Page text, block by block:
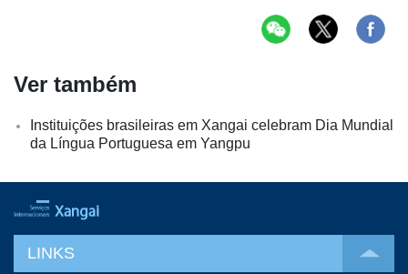
Ver também
Instituições brasileiras em Xangai celebram Dia Mundial
da Língua Portuguesa em Yangpu
LINKS